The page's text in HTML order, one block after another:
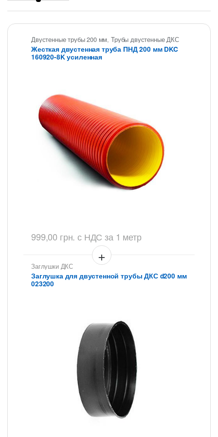
Двустенные трубы 200 мм,Трубы двустенные ДКС
Жесткая двустенная труба ПНД 200 мм DKC
160920-8K усиленная
999,00 грн. с НДС за 1 метр
Заглушки ДКС
Заглушка для двустенной трубы ДКС d200 мм
023200